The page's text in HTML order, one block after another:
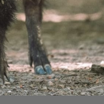
GLADE FOR HVIS DU VIL ANMELDE